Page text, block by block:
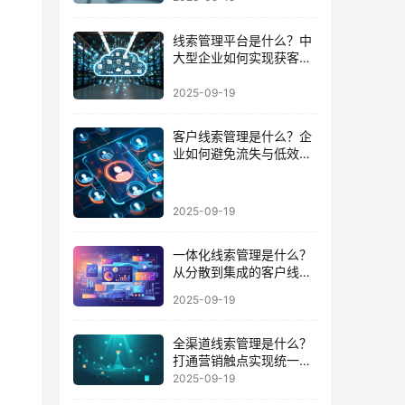
线索管理平台是什么？中
大型企业如何实现获客到
2025-09-19
客户线索管理是什么？企
业如何避免流失与低效跟
2025-09-19
一体化线索管理是什么？
从分散到集成的客户线索
2025-09-19
全渠道线索管理是什么？
打通营销触点实现统一数
据运营的路径
2025-09-19